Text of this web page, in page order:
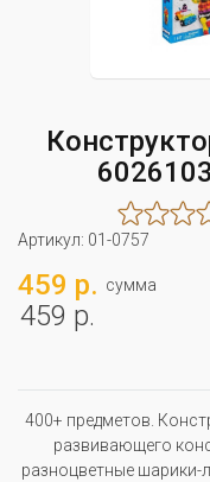
Артикул: 01-0757
459 р. сумма
459 р.
400+ предметов.
развивающего
разноцветные шарики-